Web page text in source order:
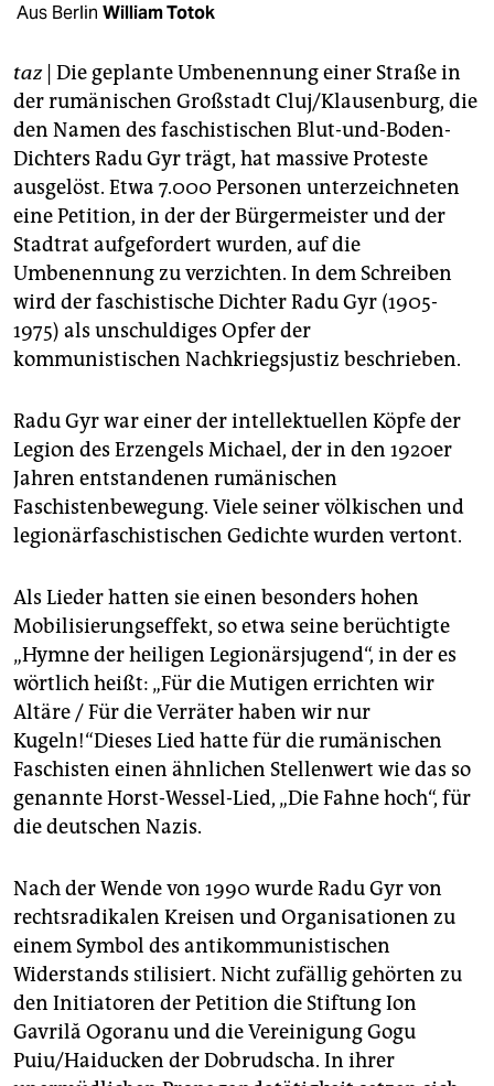
unterstützen
abo
genossenschaft
epaper login
Aus Berlin William Totok
taz| Die geplante Umbenennung einer Straße in
der rumänischen Großstadt Cluj/Klausenburg, die
den Namen des faschistischen Blut-und-Boden-
Dichters Radu Gyr trägt, hat massive Proteste
ausgelöst. Etwa 7.000 Personen unterzeichneten
eine Petition, in der der Bürgermeister und der
Stadtrat aufgefordert wurden, auf die
Umbenennung zu verzichten. In dem Schreiben
wird der faschistische Dichter Radu Gyr (1905-
1975) als unschuldiges Opfer der
kommunistischen Nachkriegsjustiz beschrieben.
Radu Gyr war einer der intellektuellen Köpfe der
Legion des Erzengels Michael, der in den 1920er
Jahren entstandenen rumänischen
Faschistenbewegung. Viele seiner völkischen und
legionärfaschistischen Gedichte wurden vertont.
Als Lieder hatten sie einen besonders hohen
Mobilisierungseffekt, so etwa seine berüchtigte
„Hymne der heiligen Legionärsjugend“, in der es
wörtlich heißt: „Für die Mutigen errichten wir
Altäre / Für die Verräter haben wir nur
Kugeln!“Dieses Lied hatte für die rumänischen
Faschisten einen ähnlichen Stellenwert wie das so
genannte Horst-Wessel-Lied, „Die Fahne hoch“, für
die deutschen Nazis.
Nach der Wende von 1990 wurde Radu Gyr von
rechtsradikalen Kreisen und Organisationen zu
einem Symbol des antikommunistischen
Widerstands stilisiert. Nicht zufällig gehörten zu
den Initiatoren der Petition die Stiftung Ion
Gavrilă Ogoranu und die Vereinigung Gogu
Puiu/Haiducken der Dobrudscha. In ihrer